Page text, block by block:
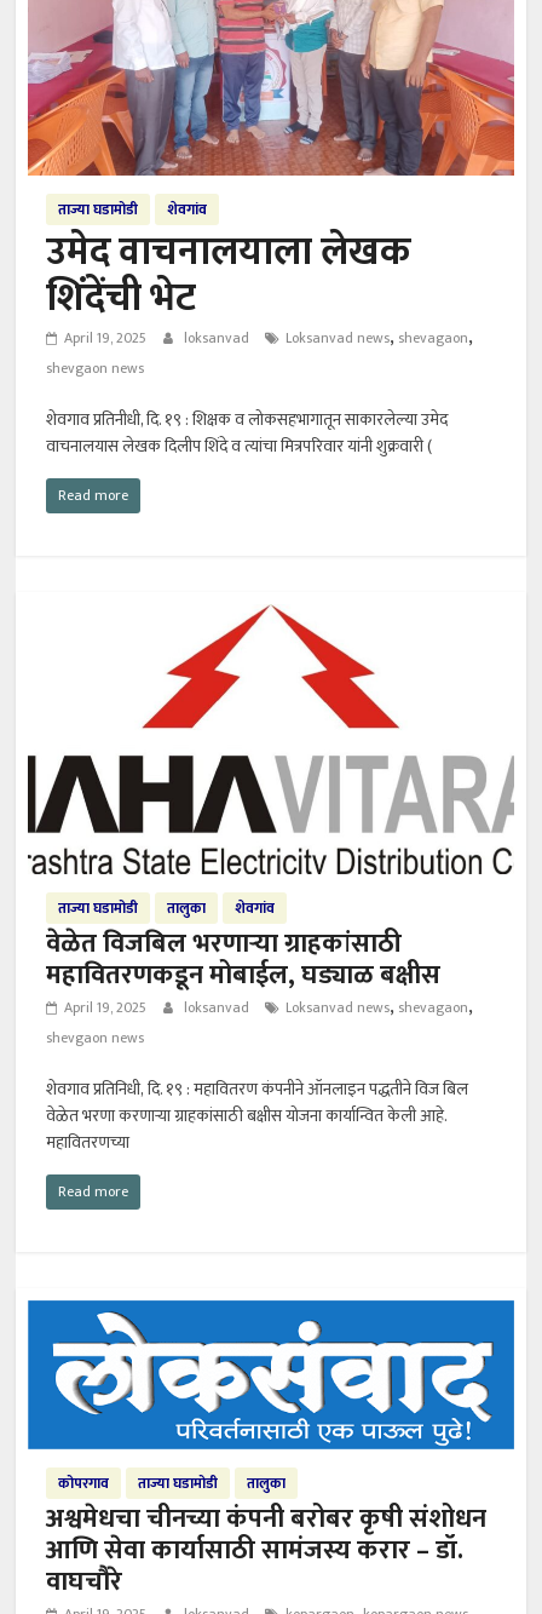
ताज्या घडामोडी शेवगांव
उमेद वाचनालयाला लेखक
शिंदेंची भेट
April 19, 2025 loksanvad Loksanvad news, shevagaon,
shevgaon news
शेवगाव प्रतिनीधी, दि. १९ : शिक्षक व लोकसहभागातून साकारलेल्या उमेद
वाचनालयास लेखक दिलीप शिंदे व त्यांचा मित्रपरिवार यांनी शुक्रवारी (
Read more
ताज्या घडामोडी तालुका शेवगांव
वेळेत विजबिल भरणाऱ्या ग्राहकांसाठी
महावितरणकडून मोबाईल, घड्याळ बक्षीस
April 19, 2025 loksanvad Loksanvad news, shevagaon,
shevgaon news
शेवगाव प्रतिनिधी, दि. १९ : महावितरण कंपनीने ऑनलाइन पद्धतीने विज बिल
वेळेत भरणा करणाऱ्या ग्राहकांसाठी बक्षीस योजना कार्यान्वित केली आहे.
महावितरणच्या
Read more
कोपरगाव ताज्या घडामोडी तालुका
अश्वमेधचा चीनच्या कंपनी बरोबर कृषी संशोधन
आणि सेवा कार्यासाठी सामंजस्य करार – डॉ.
वाघचौरे